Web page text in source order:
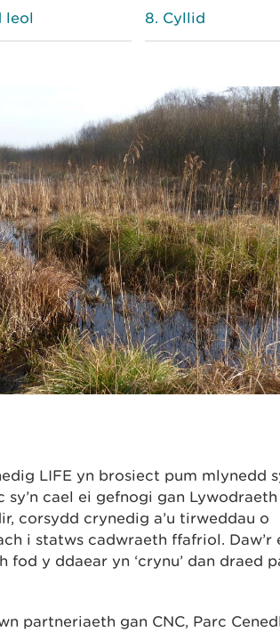
leol Cyllid
LIFE yn brosiect pum mlynedd
sy’n cael ei gefnogi gan
corsydd crynedig a’u tirweddau o
i statws cadwraeth ffafriol. Daw’r
fod y ddaear yn ‘crynu’ dan draed
partneriaeth gan CNC, Parc